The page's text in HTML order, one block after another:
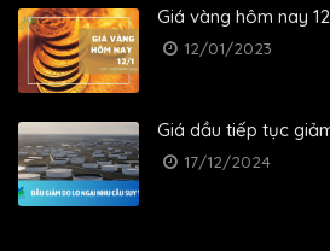
Giá vàng hôm nay
12/01/2023
Giá dầu tiếp tục
17/12/2024